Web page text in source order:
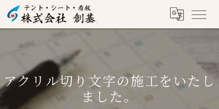
アクリル切り文字の施工をいたし
ました。